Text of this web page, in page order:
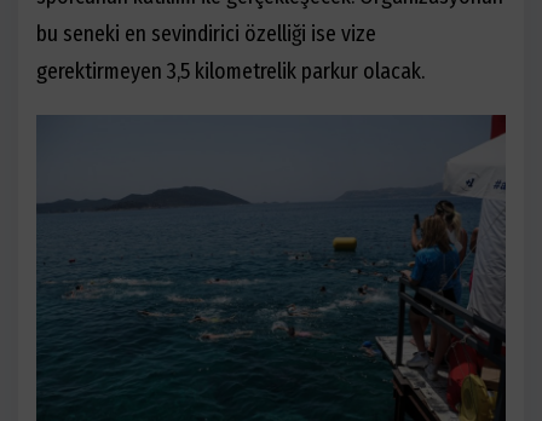
bu seneki en sevindirici özelliği ise vize
gerektirmeyen 3,5 kilometrelik parkur olacak.